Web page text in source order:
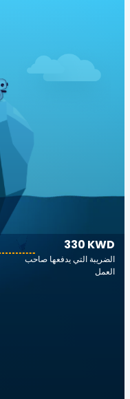
330 KWD
الضريبة التي يدفعها صاحب
العمل